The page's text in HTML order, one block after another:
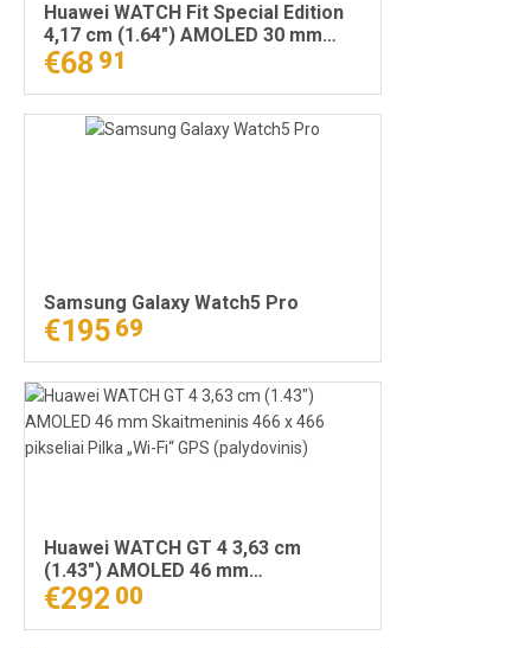
Huawei WATCH Fit Special Edition
4,17 cm (1.64") AMOLED 30 mm
Skaitmeninis 456 x 280 pikseliai
Lietimui jautrus ekranas Rožinė
GPS (palydovinis)
€68 91
Samsung Galaxy Watch5 Pro
€195 69
Huawei WATCH GT 4 3,63 cm
(1.43") AMOLED 46 mm
Skaitmeninis 466 x 466 pikseliai
Pilka „Wi-Fi“ GPS (palydovinis)
€292 00